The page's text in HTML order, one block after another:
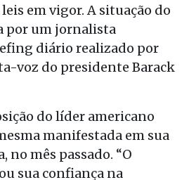
em vigor. A situação do
por um jornalista
diário realizado por
voz do presidente Barack
do líder americano
manifestada em sua
mês passado. “O
sua confiança na